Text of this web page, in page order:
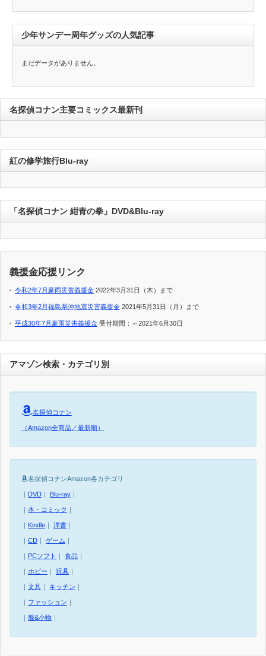
少年サンデー周年グッズの人気記事
まだデータがありません。
名探偵コナン主要コミックス最新刊
紅の修学旅行Blu-ray
「名探偵コナン 紺青の拳」DVD&Blu-ray
義援金応援リンク
令和2年7月豪雨災害義援金 2022年3月31日（木）まで
令和3年2月福島県沖地震災害義援金 2021年5月31日（月）まで
平成30年7月豪雨災害義援金 受付期間：～2021年6月30日
アマゾン検索・カテゴリ別
名探偵コナン
（Amazon全商品／最新順）
名探偵コナンAmazon各カテゴリ
｜ DVD ｜ Blu-ray ｜
｜ 本・コミック ｜
｜ Kindle ｜ 洋書 ｜
｜ CD ｜ ゲーム ｜
｜ PCソフト ｜ 食品 ｜
｜ ホビー ｜ 玩具 ｜
｜ 文具 ｜ キッチン ｜
｜ ファッション ｜
｜ 服&小物 ｜